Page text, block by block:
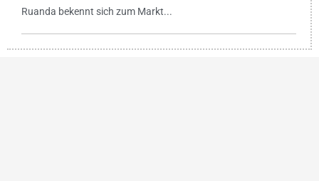
Ruanda bekennt sich zum Markt...